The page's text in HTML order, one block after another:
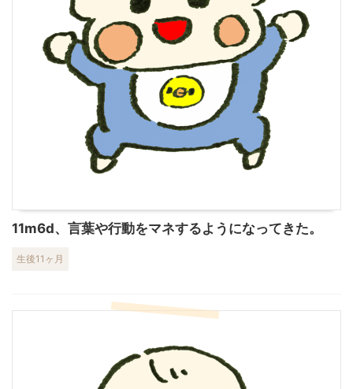
11m6d、言葉や行動をマネするようになってきた。
生後11ヶ月